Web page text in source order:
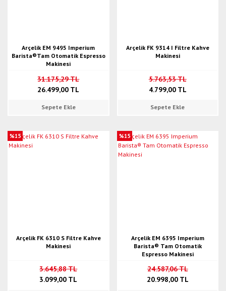
Arçelik EM 9495 Imperium
Barista®Tam Otomatik Espresso
Makinesi
31.175,29 TL
26.499,00 TL
Sepete Ekle
Arçelik FK 9314 I Filtre Kahve
Makinesi
5.763,53 TL
4.799,00 TL
Sepete Ekle
%15
Arçelik FK 6310 S Filtre Kahve
Makinesi
3.645,88 TL
3.099,00 TL
%15
Arçelik EM 6395 Imperium
Barista® Tam Otomatik
Espresso Makinesi
24.587,06 TL
20.998,00 TL